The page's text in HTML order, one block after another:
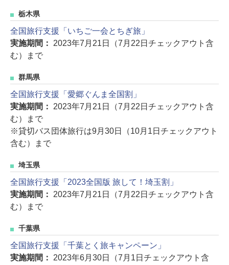
栃木県
全国旅行支援「いちご一会とちぎ旅」
実施期間： 2023年7月21日（7月22日チェックアウト含
む）まで
群馬県
全国旅行支援「愛郷ぐんま全国割」
実施期間： 2023年7月21日（7月22日チェックアウト含
む）まで
※貸切バス団体旅行は9月30日（10月1日チェックアウト
含む）まで
埼玉県
全国旅行支援「2023全国版 旅して！埼玉割」
実施期間： 2023年7月21日（7月22日チェックアウト含
む）まで
千葉県
全国旅行支援「千葉とく旅キャンペーン」
実施期間： 2023年6月30日（7月1日チェックアウト含